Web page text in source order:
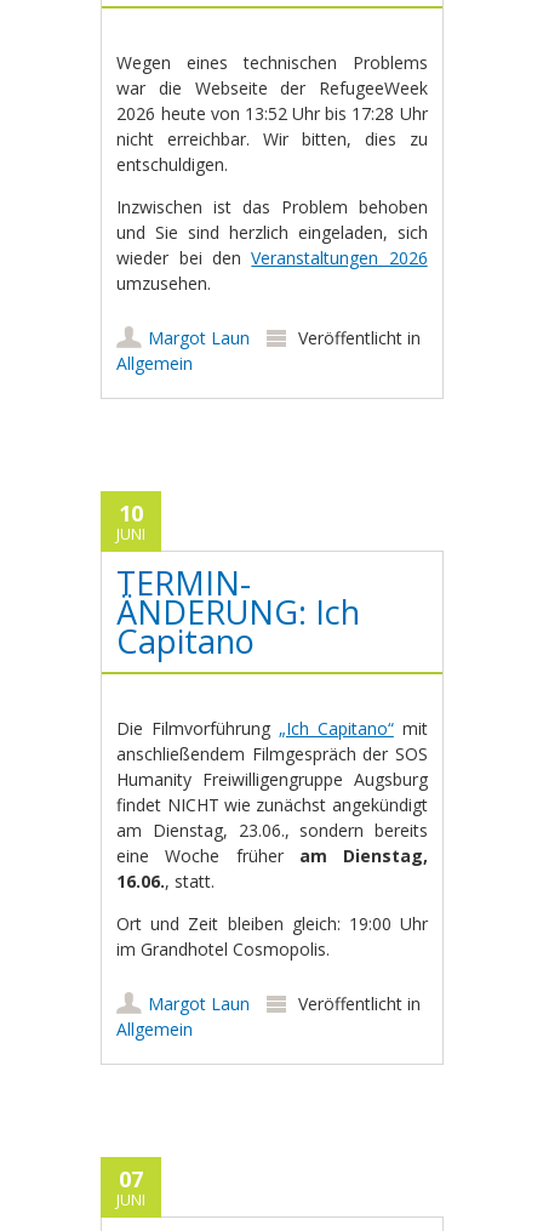
Wegen eines technischen Problems
war die Webseite der RefugeeWeek
2026 heute von 13:52 Uhr bis 17:28 Uhr
nicht erreichbar. Wir bitten, dies zu
entschuldigen.
Inzwischen ist das Problem behoben
und Sie sind herzlich eingeladen, sich
wieder bei denVeranstaltungen 2026
umzusehen.
Margot Laun
Veröffentlicht in
Allgemein
10
JUNI
TERMIN-
ÄNDERUNG: Ich
Capitano
Die Filmvorführung „Ich Capitano“mit
anschließendem Filmgespräch der SOS
Humanity Freiwilligengruppe Augsburg
findet NICHT wie zunächst angekündigt
am Dienstag, 23.06., sondern bereits
eine Woche früher am Dienstag,
16.06., statt.
Ort und Zeit bleiben gleich: 19:00 Uhr
im Grandhotel Cosmopolis.
Margot Laun
Veröffentlicht in
Allgemein
07
JUNI